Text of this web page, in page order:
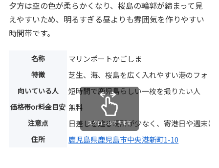
夕方は空の色が柔らかくなり、桜島の輪郭が締まって見
えやすいため、明るすぎる昼よりも雰囲気を作りやすい
時間帯です。
名称 マリンポートかごしま
特徴 芝生、海、桜島を広く入れやすい港のフォト
向いている人 短時間で鹿児島らしい一枚を撮りたい人
価格帯or料金目安 無料
注意点 日差しを遮る場所が少なく、寄港日や週末は
住所 鹿児島県鹿児島市中央港新町1-10
スクロールできます